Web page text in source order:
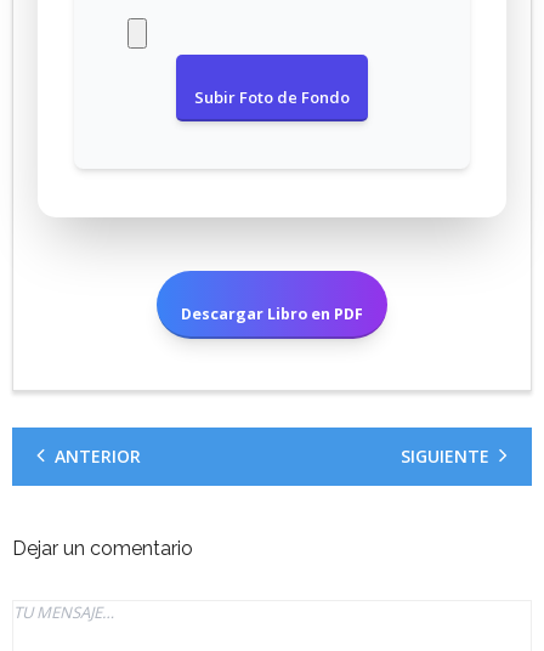
Subir Foto de Fondo
Descargar Libro en PDF
ANTERIOR SIGUIENTE
Dejar un comentario